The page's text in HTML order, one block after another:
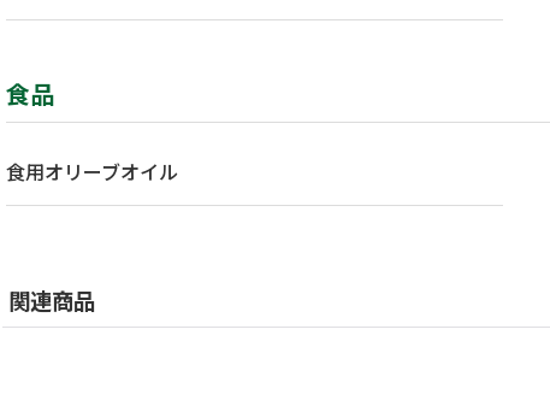
食品
食用オリーブオイル
関連商品